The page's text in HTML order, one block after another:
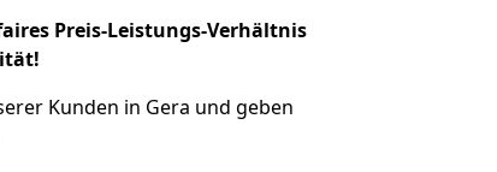
Preis-Leistungs-Verhältnis
Kunden in Gera und geben